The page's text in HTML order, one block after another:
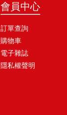
會員中心
訂單查詢
購物車
電子雜誌
隱私權聲明